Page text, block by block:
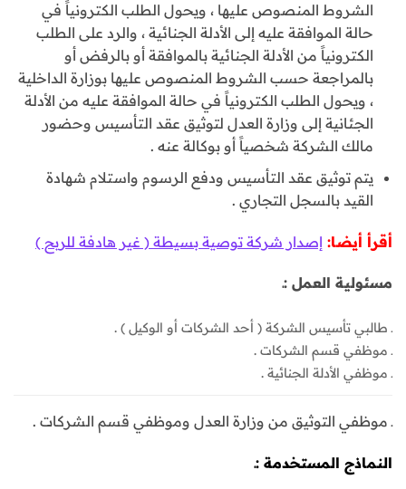
الشروط المنصوص عليها ، ويحول الطلب الكترونياً في
حالة الموافقة عليه إلى الأدلة الجنائية ، والرد على الطلب
الكترونياً من الأدلة الجنائية بالموافقة أو بالرفض أو
بالمراجعة حسب الشروط المنصوص عليها بوزارة الداخلية
، ويحول الطلب الكترونياً في حالة الموافقة عليه من الأدلة
الجئانية إلى وزارة العدل لتوثيق عقد التأسيس وحضور
مالك الشركة شخصياً أو بوكالة عنه .
يتم توثيق عقد التأسيس ودفع الرسوم واستلام شهادة
القيد بالسجل التجاري .
أقرأ أيضا: إصدار شركة توصية بسيطة ( غير هادفة للربح )
مسئولية العمل :ـ
ـ طالبي تأسيس الشركة ( أحد الشركات أو الوكيل ) .
ـ موظفي قسم الشركات .
ـ موظفي الأدلة الجنائية .
ـ موظفي التوثيق من وزارة العدل وموظفي قسم الشركات .
النماذج المستخدمة :ـ